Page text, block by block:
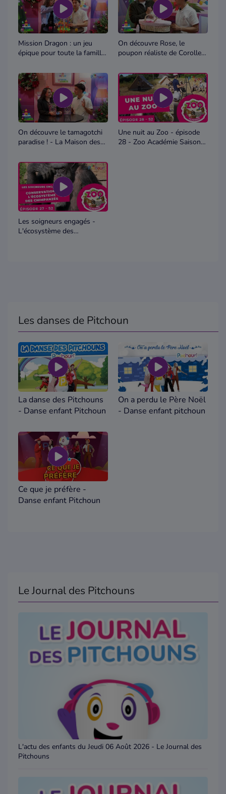
Mission Dragon : un jeu
épique pour toute la famille
On découvre Rose, le
poupon réaliste de Corolle -
On découvre le tamagotchi
paradise ! - La Maison des
Une nuit au Zoo - épisode
28 - Zoo Académie Saison
Les soigneurs engagés -
L'écosystème des
Les danses de Pitchoun
La danse des Pitchouns
- Danse enfant Pitchoun
On a perdu le Père Noël
- Danse enfant pitchoun
Ce que je préfère -
Danse enfant Pitchoun
Le Journal des Pitchouns
L'actu des enfants du Jeudi 06 Août 2026 - Le Journal des
Pitchouns